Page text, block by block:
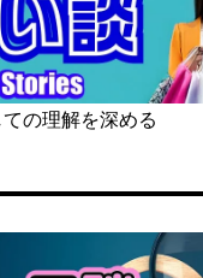
の理解を深める